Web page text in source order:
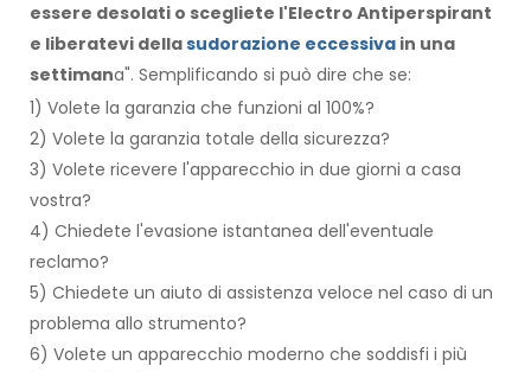
essere desolati o scegliete l'Electro Antiperspirant
e liberatevi dellasudorazione eccessiva in una
settimana". Semplificando si può dire che se:
1) Volete la garanzia che funzioni al 100%?
2) Volete la garanzia totale della sicurezza?
3) Volete ricevere l'apparecchio in due giorni a casa
vostra?
4) Chiedete l'evasione istantanea dell'eventuale
reclamo?
5) Chiedete un aiuto di assistenza veloce nel caso di un
problema allo strumento?
6) Volete un apparecchio moderno che soddisfi i più